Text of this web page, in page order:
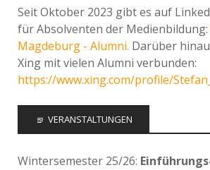
Seit Oktober 2023 gibt es auf
für Absolventen der Medienbildung:
Magdeburg - Alumni. Darüber
Xing mit vielen Alumni verbunden:
https://www.xing.com/profile/
VERANSTALTUNGEN
Wintersemester 25/26: